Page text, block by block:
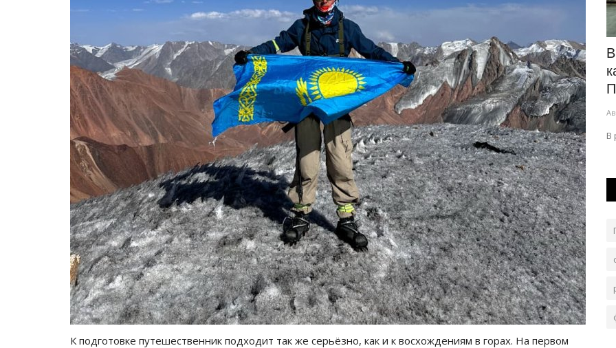
К подготовке путешественник подходит так же серьёзно, как и к восхождениям в горах. На первом
Секреты профессии: комбайнер
Авг 30, 2025 0 4763
Корреспондент побеседовал с представителем одной
из самых уважаемых и ответственных...
В Павлодарской области
отремонтируют крупный участок
дороги
Авг 7, 2026 0 71
Масштабная работа по развитию дорожной
инфраструктуры в Баянаульском районе
продолжается.
В